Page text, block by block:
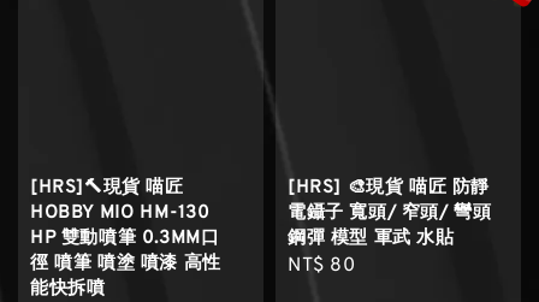
[HRS]🔨現貨 喵匠
HOBBY MIO HM-130
HP 雙動噴筆 0.3MM口
徑 噴筆 噴塗 噴漆 高性
能快拆噴
[HRS] 🎨現貨 喵匠 防靜
電鑷子 寬頭/ 窄頭/ 彎頭
鋼彈 模型 軍武 水貼
Regular
NT$ 80